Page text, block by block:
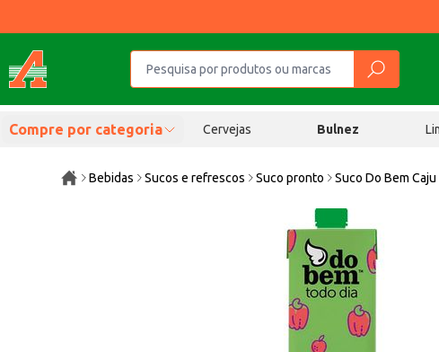
Compre por categoria Cervejas Bulnez
Bebidas Sucos e refrescos Suco pronto Suco Do Bem Caju